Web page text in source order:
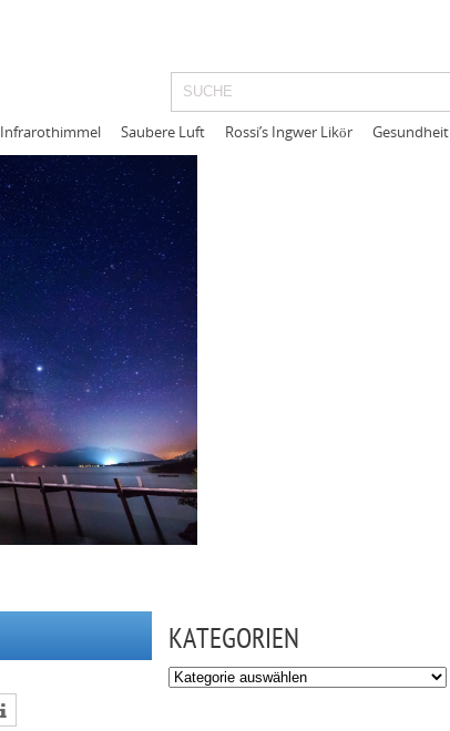
Infrarothimmel Saubere Luft Rossi’s Ingwer Likör Gesundheit
KATEGORIEN
Kategorien